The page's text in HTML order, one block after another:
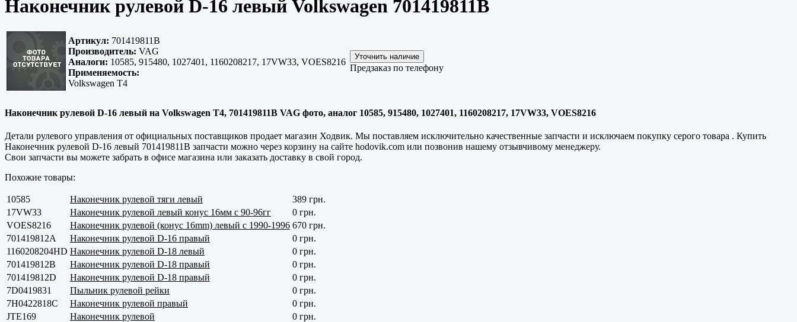
Наконечник рулевой D-16 левый Volkswagen 701419811B
Артикул: 701419811B
Производитель: VAG
Аналоги: 10585, 915480, 1027401, 1160208217, 17VW33, VOES8216
Применяемость:
Volkswagen T4
Предзаказ по телефону
Наконечник рулевой D-16 левый на Volkswagen T4, 701419811B VAG фото, аналог 10585, 915480, 1027401, 1160208217, 17VW33, VOES8216
Детали рулевого управления от официальных поставщиков продает магазин Ходвик. Мы поставляем исключительно качественные запчасти и исключаем покупку серого товара . Купить
Наконечник рулевой D-16 левый 701419811B запчасти можно через корзину на сайте hodovik.com или позвонив нашему отзывчивому менеджеру.
Свои запчасти вы можете забрать в офисе магазина или заказать доставку в свой город.
Похожие товары:
10585 Наконечник рулевой тяги левый
389 грн.
17VW33
Наконечник рулевой левый конус 16мм с 90-96гг
0 грн.
VOES8216
Наконечник рулевой (конус 16mm) левый с 1990-1996 670 грн.
701419812А
Наконечник рулевой D-16 правый
0 грн.
1160208204HD Наконечник рулевой D-18 левый
0 грн.
701419812B
Наконечник рулевой D-18 правый
0 грн.
701419812D
Наконечник рулевой D-18 правый
0 грн.
7D0419831
Пыльник рулевой рейки
0 грн.
7H0422818С
Наконечник рулевой правый
0 грн.
JTE169
Наконечник рулевой
0 грн.